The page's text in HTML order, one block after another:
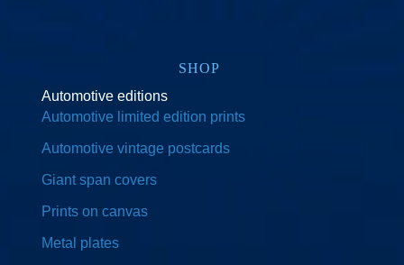
SHOP
Automotive editions
Automotive limited edition prints
Automotive vintage postcards
Giant span covers
Prints on canvas
Metal plates